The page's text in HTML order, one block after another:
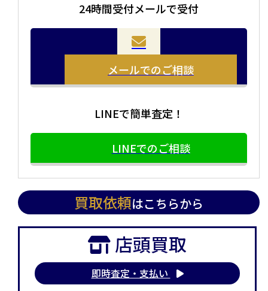
お品物をつめて送るだけで査定が可能です。時間が無い
方や、荷物が多い方へオススメです。
当店の査定員がご自宅に伺いその場で査定を致します。
まとめて売りたい！価値がわからなく売れるかわからな
24時間受付メールで受付
メールでのご相談
LINEで簡単査定！
LINEでのご相談
買取依頼はこちらから
店頭買取
即時査定・支払い